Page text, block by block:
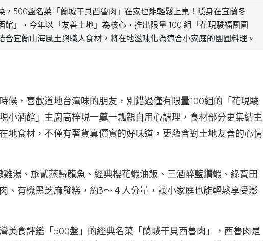
，500盤名菜「蘭城干貝西魯肉」在家也能輕鬆上桌！隱身在宜蘭冬
館」，今年以「友善土地」為核心，推出限量 100 組「花現駿福團圓
宜蘭山海風土與職人食材，將在地滋味化為適合小家庭的團圓料理。
候，喜歡道地台灣味的朋友，別錯過僅有限量100組的「花現駿
小酒館」主廚高梓現一羹一瓢親自用心調理，食材部分更集結主
地食材，不僅有著貨真價實的好味道，更蘊含對土地友善的心情
湯、旅貳蒸鱘龍魚、經典櫻花蝦油飯、三酒醉藍鑽蝦、綠寶田
、有機黑芝麻發糕，約3～４人分量，讓小家庭也能輕鬆享受澎
美食評鑑「500盤」的經典名菜「蘭城干貝西魯肉」，西魯肉是